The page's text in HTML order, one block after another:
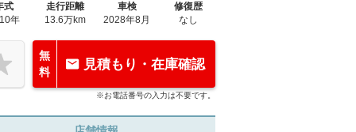
式
年
走行距離
13.6万km
車検
2028年8月
修復歴
なし
無
料
見積もり・在庫確認
※お電話番号の入力は不要です。